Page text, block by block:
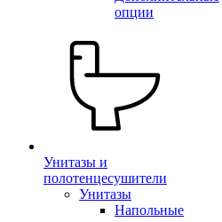
опции
Унитазы и
полотенцесушители
Унитазы
Напольные